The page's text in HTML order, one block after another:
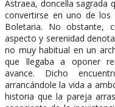
Astraea, doncella sagrada
convertirse en uno de los
Boletaria. No obstante,
aspecto y serenidad
no muy habitual en un
que llegaba a oponer
avance. Dicho
arrancándole la vida a
historia que la pareja